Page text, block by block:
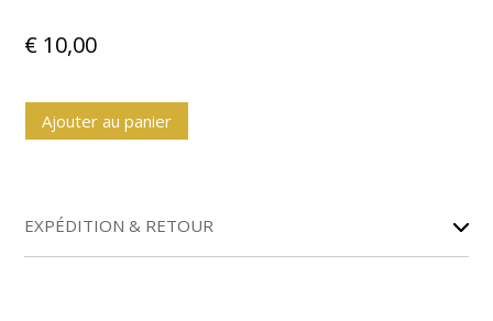
€ 10,00
Ajouter au panier
n
a
EXPÉDITION & RETOUR